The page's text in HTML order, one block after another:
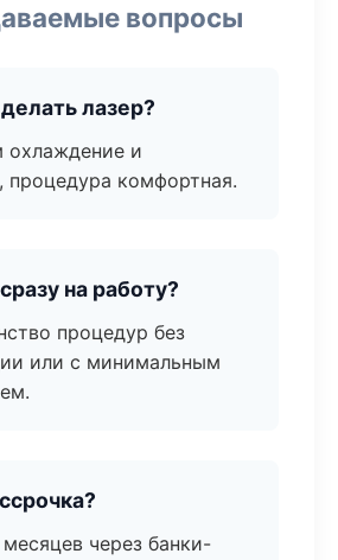
вопросы
лазер?
охлаждение и
процедура комфортная.
на работу?
процедур без
или с минимальным
через банки-